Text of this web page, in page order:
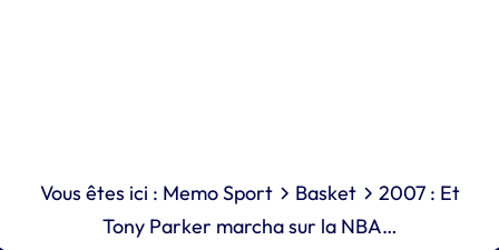
Vous êtes ici : Memo Sport Basket
2007 : Et
Tony Parker marcha sur la NBA…